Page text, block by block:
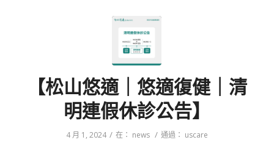
【松山悠適｜悠適復健｜清
明連假休診公告】
4 月 1, 2024 / 在： news / 通過： uscare